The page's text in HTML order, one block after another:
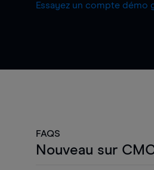
Essayez un compte démo
FAQS
Nouveau sur